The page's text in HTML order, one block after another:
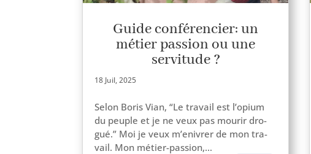
Guide conférencier: un
métier passion ou une
servitude ?
18 Juil, 2025
Selon Boris Vian, “Le tra­vail est l’o­pium
du peuple et je ne veux pas mou­rir dro­
gué.” Moi je veux m’en­ivrer de mon tra­
vail. Mon métier-passion,…